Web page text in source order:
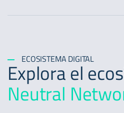
ECOSISTEMA DIGITAL
Explora el
Neutral